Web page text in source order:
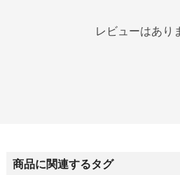
レビューはあり
商品に関連するタグ